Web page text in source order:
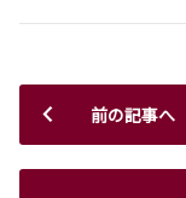
前の記事へ